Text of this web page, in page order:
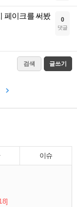
페이크를 써봤
0
댓글
검색 글쓰기
이슈